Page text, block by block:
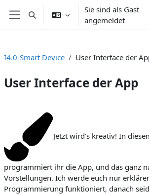
Zum Hauptinhalt
Website-Übersicht
Sucheingabe umschalten
Sie sind als Gast
angemeldet
I4.0-Smart Device User Interface der
User Interface der App
Abschnittsübersicht
Jetzt wird's kreativ! In
programmiert ihr die App, und das ganz
Vorstellungen. Ich werde euch nur
Programmierung funktioniert, danach